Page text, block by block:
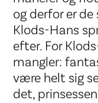
og derfor er
Klods-Hans
efter. For
mangler:
være helt sig
det,